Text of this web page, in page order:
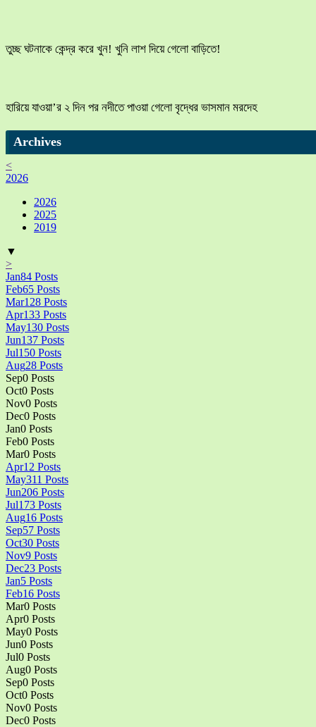
তুচ্ছ ঘটনাকে কেন্দ্র করে খুন! খুনি লাশ দিয়ে গেলো বাড়িতে!
হারিয়ে যাওয়া’র ২ দিন পর নদীতে পাওয়া গেলো বৃদ্ধের ভাসমান মরদেহ
Archives
<
2026
2026
2025
2019
▼
>
Jan84 Posts
Feb65 Posts
Mar128 Posts
Apr133 Posts
May130 Posts
Jun137 Posts
Jul150 Posts
Aug28 Posts
Sep0 Posts
Oct0 Posts
Nov0 Posts
Dec0 Posts
Jan0 Posts
Feb0 Posts
Mar0 Posts
Apr12 Posts
May311 Posts
Jun206 Posts
Jul173 Posts
Aug16 Posts
Sep57 Posts
Oct30 Posts
Nov9 Posts
Dec23 Posts
Jan5 Posts
Feb16 Posts
Mar0 Posts
Apr0 Posts
May0 Posts
Jun0 Posts
Jul0 Posts
Aug0 Posts
Sep0 Posts
Oct0 Posts
Nov0 Posts
Dec0 Posts